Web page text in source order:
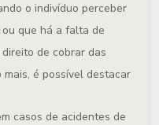
o indivíduo perceber
que há a falta de
de cobrar das
é possível destacar
casos de acidentes de